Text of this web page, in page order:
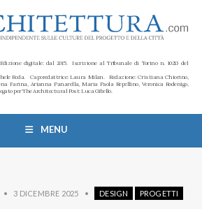
Edizione digitale: dal 2015. Iscrizione al Tribunale di Torino n. 10213 del
Roda. Caporedattrice: Laura Milan. Redazione: Cristiana Chiorino,
Farina, Arianna Panarella, Maria Paola Repellino, Veronica Rodenigo,
per The Architectural Post: Luca Gibello.
MENU
• 3 DICEMBRE 2025 • DESIGN PROGETTI